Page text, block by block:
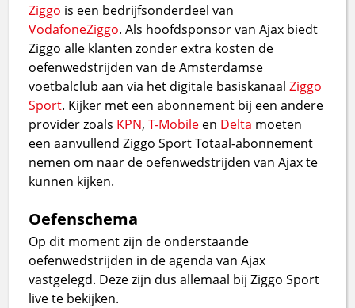
Ziggo is een bedrijfsonderdeel van
VodafoneZiggo. Als hoofdsponsor van Ajax biedt
Ziggo alle klanten zonder extra kosten de
oefenwedstrijden van de Amsterdamse
voetbalclub aan via het digitale basiskanaalZiggo
Sport. Kijker met een abonnement bij een andere
provider zoals KPN,T-Mobile en Delta moeten
een aanvullend Ziggo Sport Totaal-abonnement
nemen om naar de oefenwedstrijden van Ajax te
kunnen kijken.
Oefenschema
Op dit moment zijn de onderstaande
oefenwedstrijden in de agenda van Ajax
vastgelegd. Deze zijn dus allemaal bij Ziggo Sport
live te bekijken.